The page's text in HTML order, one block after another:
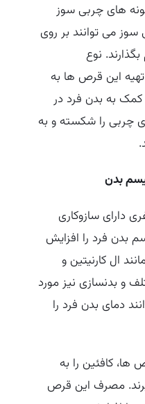
های چربی سوز
می‌ توانند بر روی
نوع
تهیه این قرص ها به
کمک به بدن فرد در
چربی را شکسته و به
بدن
دارای سازوکاری
بدن فرد را افزایش
ال کارنیتین و
و بدنسازی نیز مورد
دمای بدن فرد را
ها، کافئین را به
مصرف این قرص‌